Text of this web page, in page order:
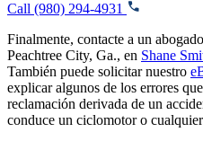
Call (980) 294-4931
Finalmente, contacte a un
Peachtree City, Ga., en Shane
También puede solicitar nuestro
explicar algunos de los errores
reclamación derivada de un
conduce un ciclomotor o